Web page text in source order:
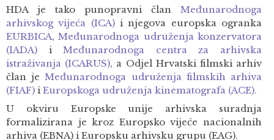
HDA je tako punopravni član Međunarodnoga
arhivskog vijeća (ICA)i njegova europska ogranka
EURBICA,Međunarodnoga udruženja konzervatora
(IADA) iMeđunarodnoga centra za arhivska
istraživanja (ICARUS), a Odjel Hrvatski filmski arhiv
član jeMeđunarodnoga udruženja filmskih arhiva
(FIAF) i Europskoga udruženja kinematografa (ACE).
U okviru Europske unije arhivska suradnja
formalizirana je kroz Europsko vijeće nacionalnih
arhiva (EBNA) i Europsku arhivsku grupu (EAG).